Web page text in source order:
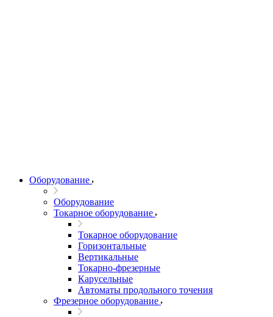
Оборудование
Оборудование
Токарное оборудование
Токарное оборудование
Горизонтальные
Вертикальные
Токарно-фрезерные
Карусельные
Автоматы продольного точения
Фрезерное оборудование